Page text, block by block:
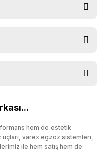
hem de estetik
uçları, varex egzoz sistemleri,
ile hem satış hem de